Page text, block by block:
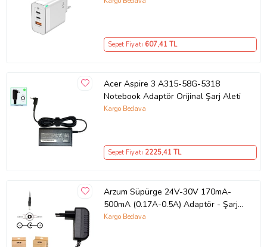
Adaptörü – Type-C ve USB Çıkışlı,
Evrensel 65W Duvar Tipi Şarj
Sepet Fiyatı 607,41 TL
Acer Aspire 3 A315-58G-5318
Notebook Adaptör Orijinal Şarj Aleti
Kargo Bedava
Sepet Fiyatı 2225,41 TL
Arzum Süpürge 24V-30V 170mA-
500mA (0.17A-0.5A) Adaptör - Şarj
Aleti RETRO
Kargo Bedava